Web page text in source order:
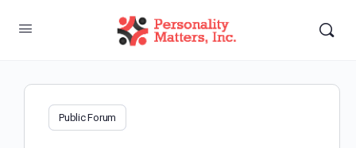
Public Forum